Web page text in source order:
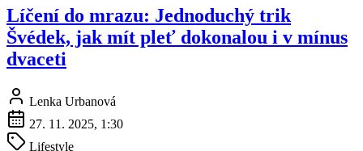
Líčení do mrazu: Jednoduchý trik
Švédek, jak mít pleť dokonalou i v mínus
dvaceti
Lenka Urbanová
27. 11. 2025, 1:30
Lifestyle